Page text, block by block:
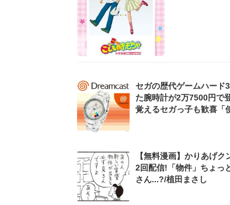
セガの歴代ゲームハード
た腕時計が2万7500円で
覚えるセガっ子も歓喜「
【無料漫画】かりあげク
2回配信!「物件」ちょっ
さん...?/植田まさし